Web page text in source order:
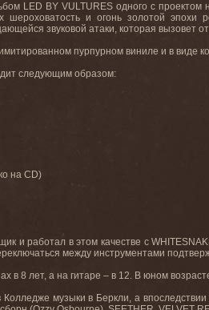
LED BY VULTURES одного с проектом
шероховатость и огонь золотой
звуковой атаки, которая вызовет
пурпурном виниле и в виде
следующим образом:
на CD)
и работал в этом качестве с
между инструментами
в 8 лет, а на гитаре – в 12. В юном
музыки в Беркли, а